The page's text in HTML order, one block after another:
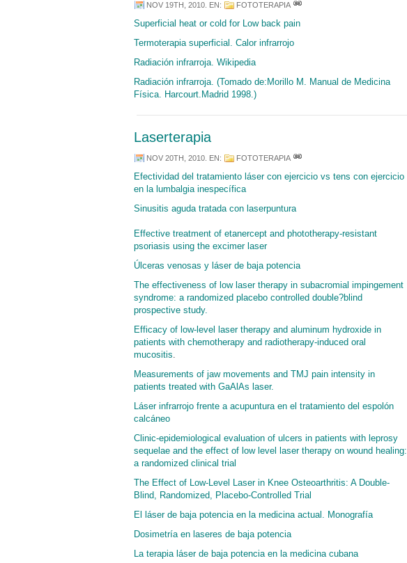
NOV 19TH, 2010 . EN: FOTOTERAPIA
Superficial heat or cold for Low back pain
Termoterapia superficial. Calor infrarrojo
Radiación infrarroja. Wikipedia
Radiación infrarroja. (Tomado de:Morillo M. Manual de Medicina
Física. Harcourt.Madrid 1998.)
Laserterapia
NOV 20TH, 2010 . EN: FOTOTERAPIA
Efectividad del tratamiento láser con ejercicio vs tens con ejercicio
en la lumbalgia inespecífica
Sinusitis aguda tratada con laserpuntura
Effective treatment of etanercept and phototherapy-resistant
psoriasis using the excimer laser
Úlceras venosas y láser de baja potencia
The effectiveness of low laser therapy in subacromial impingement
syndrome: a randomized placebo controlled double?blind
prospective study.
Efficacy of low-level laser therapy and aluminum hydroxide in
patients with chemotherapy and radiotherapy-induced oral
mucositis.
Measurements of jaw movements and TMJ pain intensity in
patients treated with GaAlAs laser.
Láser infrarrojo frente a acupuntura en el tratamiento del espolón
calcáneo
Clinic-epidemiological evaluation of ulcers in patients with leprosy
sequelae and the effect of low level laser therapy on wound healing:
a randomized clinical trial
The Effect of Low-Level Laser in Knee Osteoarthritis: A Double-
Blind, Randomized, Placebo-Controlled Trial
El láser de baja potencia en la medicina actual. Monografía
Dosimetría en laseres de baja potencia
La terapia láser de baja potencia en la medicina cubana